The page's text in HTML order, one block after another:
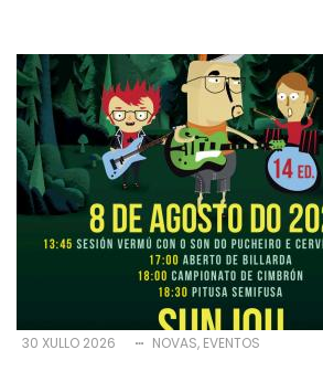
30 XULLO 2026 NOVAS EVENTOS